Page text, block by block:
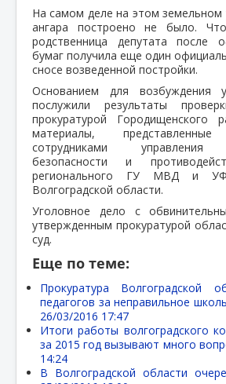
На самом деле на этом земельном
ангара построено не было.
родственница депутата после
бумаг получила еще один
сносе возведенной постройки.
Основанием для возбуждения
послужили результаты
прокуратурой Городищенского
материалы, представленные
сотрудниками управления
безопасности и
регионального ГУ МВД и
Волгоградской области.
Уголовное дело с
утвержденным прокуратурой
суд.
Еще по теме:
Прокуратура Волгоградской
педагогов за неправильное
26/03/2016 17:47
Итоги работы волгоградского
за 2015 год вызывают много
14:24
В Волгоградской области